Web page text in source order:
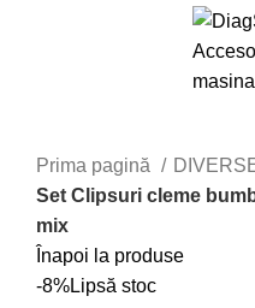
Prima pagină
Set Clipsuri cleme
mix
Înapoi la produse
-8%Lipsă stoc